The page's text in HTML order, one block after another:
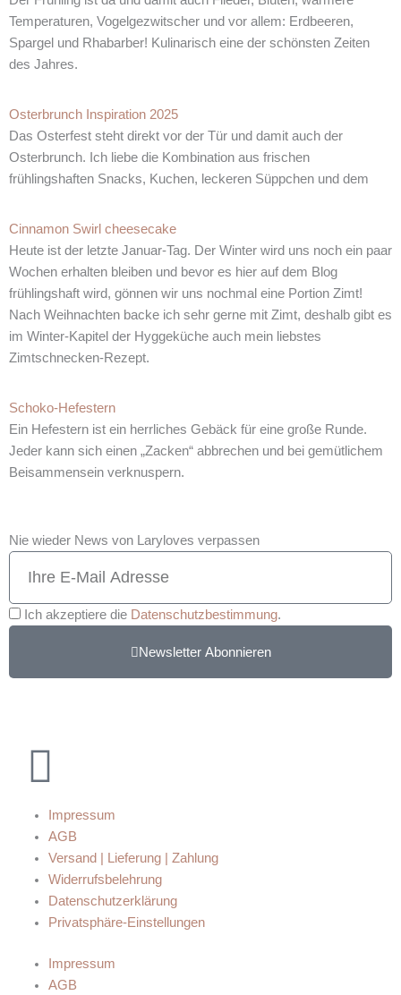
Temperaturen, Vogelgezwitscher und vor allem: Erdbeeren,
Spargel und Rhabarber! Kulinarisch eine der schönsten Zeiten
des Jahres.
Osterbrunch Inspiration 2025
Das Osterfest steht direkt vor der Tür und damit auch der
Osterbrunch. Ich liebe die Kombination aus frischen
frühlingshaften Snacks, Kuchen, leckeren Süppchen und dem
Cinnamon Swirl cheesecake
Heute ist der letzte Januar-Tag. Der Winter wird uns noch ein paar
Wochen erhalten bleiben und bevor es hier auf dem Blog
frühlingshaft wird, gönnen wir uns nochmal eine Portion Zimt!
Nach Weihnachten backe ich sehr gerne mit Zimt, deshalb gibt es
im Winter-Kapitel der Hyggeküche auch mein liebstes
Zimtschnecken-Rezept.
Schoko-Hefestern
Ein Hefestern ist ein herrliches Gebäck für eine große Runde.
Jeder kann sich einen „Zacken“ abbrechen und bei gemütlichem
Beisammensein verknuspern.
Nie wieder News von Laryloves verpassen
Ich akzeptiere die Datenschutzbestimmung.
Newsletter Abonnieren
Impressum
AGB
Versand | Lieferung | Zahlung
Widerrufsbelehrung
Datenschutzerklärung
Privatsphäre-Einstellungen
Impressum
AGB